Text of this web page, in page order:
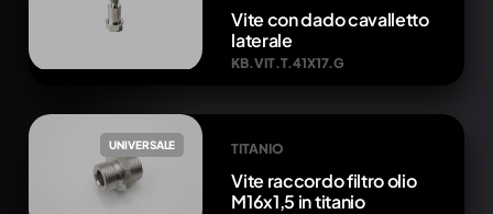
Vite con dado cavalletto
laterale
KB.VIT.T.41X17.G
UNIVERSALE TITANIO
Vite raccordo filtro olio
M16x1,5 in titanio